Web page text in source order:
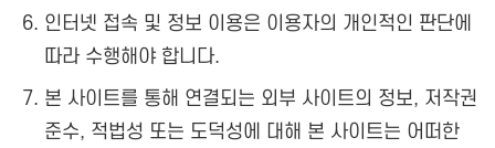
인터넷 접속 및 정보 이용은 이용자의 개인적인 판단에
따라 수행해야 합니다.
본 사이트를 통해 연결되는 외부 사이트의 정보, 저작권
준수, 적법성 또는 도덕성에 대해 본 사이트는 어떠한